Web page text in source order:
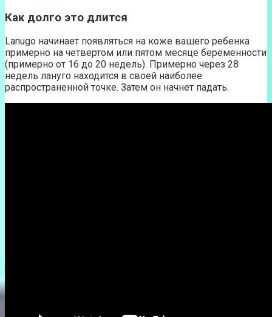
Как долго это длится
Lanugo начинает появляться на коже вашего ребенка
примерно на четвертом или пятом месяце беременности
(примерно от 16 до 20 недель). Примерно через 28
недель лануго находится в своей наиболее
распространенной точке. Затем он начнет падать.